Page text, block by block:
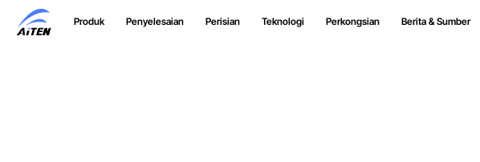
Langkau
Produk Penyelesaian Perisian Teknologi Perkongsian Berita & Sumber